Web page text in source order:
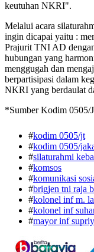
keutuhan NKRI".
Melalui acara
ingin dicapai yaitu :
Prajurit TNI AD
hubungan yang
menggugah dan
berpartisipasi dalam
NKRI yang berdaulat
*Sumber Kodim 0505/
#kodim 0505/jt
#kodim 0505/
#silaturahmi
#komsos
#komunikasi
#brigjen tni raja
#kolonel inf m.
#kolonel inf
#mayor inf